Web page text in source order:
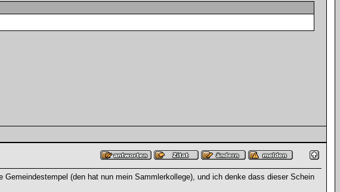
(den hat nun mein Sammlerkollege), und ich denke dass dieser Schein